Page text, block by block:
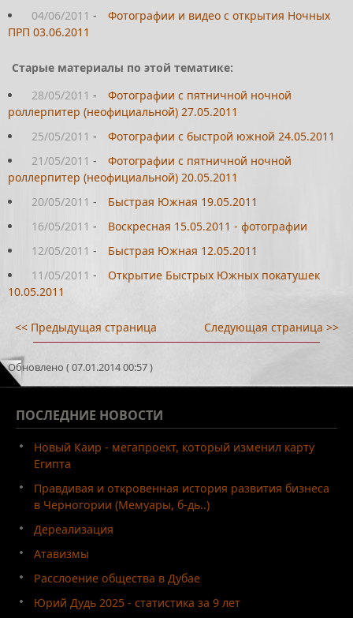
04/06/2011 -
Фотографии и видео с открытия Ночных
ПРП 03.06.2011
Старые материалы по этой тематике:
28/05/2011 -
Фотографии с пятничной ночной
роллерпитер (неофициальной) 27.05.2011
25/05/2011 -
Фотографии с быстрой южной 24.05.2011
21/05/2011 -
Фотографии с пятничной ночной
роллерпитер (неофициальной) 20.05.2011
20/05/2011 -
Быстрая Южная 19.05.2011
16/05/2011 -
Воскресная 15.05.2011 - фотографии
12/05/2011 -
Быстрая Южная 12.05.2011
11/05/2011 -
Открытие Быстрых Южных покатушек
10.05.2011
<< Предыдущая страница Следующая страница >>
Обновлено ( 07.01.2014 00:57 )
ПОСЛЕДНИЕ НОВОСТИ
Новый Каир - мегапроект, который изменил карту
Египта
Правдивая и откровенная история развития бизнеса
в Черногории (Мемуары, б-дь..)
Дереализация
Атавизмы
Расслоение общества в Дубае
Юрий Дудь 2025 - статистика за 9 лет